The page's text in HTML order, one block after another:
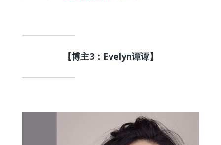
【博主3：Evelyn谭谭】